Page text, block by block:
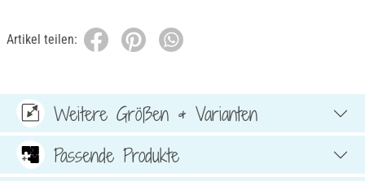
Artikel teilen:
Weitere Größen & Varianten
Passende Produkte